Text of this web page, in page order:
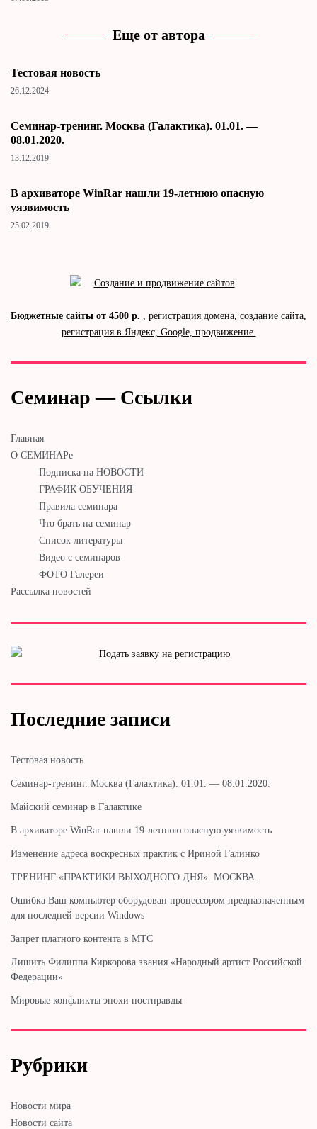
Еще от автора
Тестовая новость
26.12.2024
Cеминар-тренинг. Москва (Галактика). 01.01. —
08.01.2020.
13.12.2019
В архиваторе WinRar нашли 19-летнюю опасную
уязвимость
25.02.2019
Бюджетные сайты от 4500 р.
, регистрация домена, создание сайта,
регистрация в Яндекс, Google, продвижение.
Семинар — Ссылки
Главная
О СЕМИНАРе
Подписка на НОВОСТИ
ГРАФИК ОБУЧЕНИЯ
Правила семинара
Что брать на семинар
Список литературы
Видео с семинаров
ФОТО Галереи
Рассылка новостей
Последние записи
Тестовая новость
Cеминар-тренинг. Москва (Галактика). 01.01. — 08.01.2020.
Майский семинар в Галактике
В архиваторе WinRar нашли 19-летнюю опасную уязвимость
Изменение адреса воскресных практик с Ириной Галинко
ТРЕНИНГ «ПРАКТИКИ ВЫХОДНОГО ДНЯ». МОСКВА.
Ошибка Ваш компьютер оборудован процессором предназначенным
для последней версии Windows
Запрет платного контента в МТС
Лишить Филиппа Киркорова звания «Народный артист Российской
Федерации»
Мировые конфликты эпохи постправды
Рубрики
Новости мира
Новости сайта